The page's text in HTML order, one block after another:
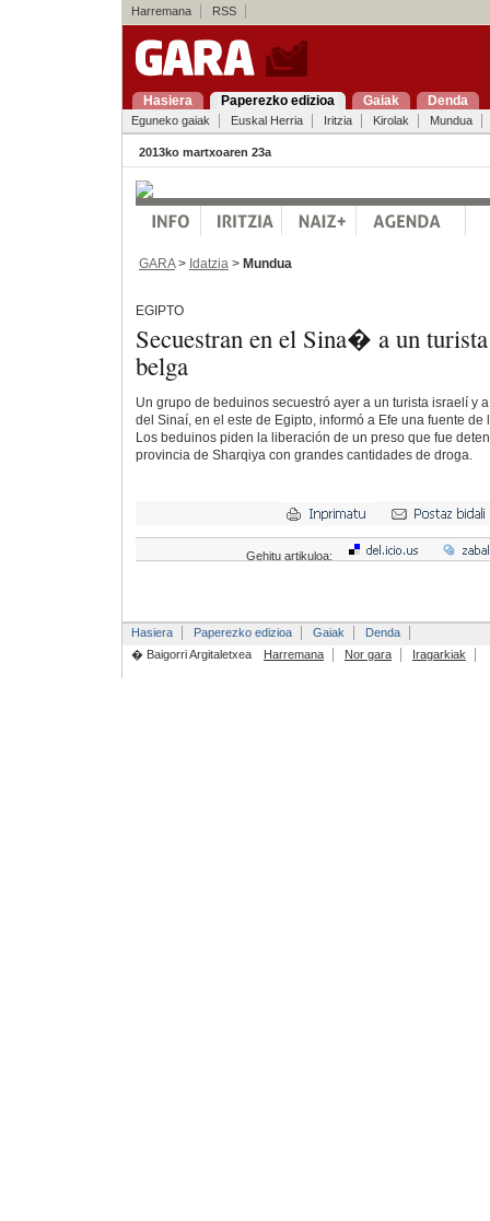
Harremana RSS
Hasiera Paperezko edizioa Gaiak Denda
Eguneko gaiak Euskal Herria Iritzia Kirolak Mundua
2013ko martxoaren 23a
GARA> Idatzia > Mundua
EGIPTO
Secuestran en el Sina� a un
belga
Un grupo de beduinos secuestró ayer a un turista israelí y
del Sinaí, en el este de Egipto, informó a Efe una fuente
Los beduinos piden la liberación de un preso que fue
provincia de Sharqiya con grandes cantidades de droga.
Gehitu artikuloa:
Hasiera Paperezko edizioa Gaiak
Denda
� Baigorri Argitaletxea
Harremana Nor gara Iragarkiak